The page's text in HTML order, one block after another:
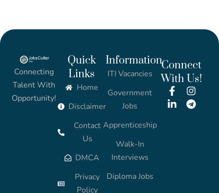
Connecting
Talent With
Opportunity!
Quick
Links
Home
Disclaimer
Contact
Us
DMCA
Privacy
Policy
Information
ITI Vacancies
Government
Jobs
Apprenticeship
Walk-In
Interviews
Diploma Jobs
Connect
With Us!